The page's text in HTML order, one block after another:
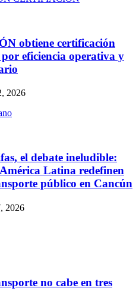
obtiene certificación
eficiencia operativa y
2026
el debate ineludible:
Latina redefinen
público en Cancún
2026
no cabe en tres